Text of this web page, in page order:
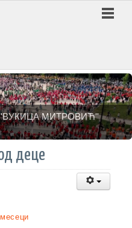
МИТРОВИЋ''
деце